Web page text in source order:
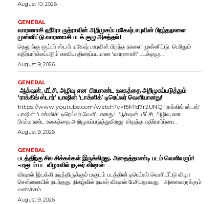
August 10, 2026
GENERAL
வாரணாசி ஹீரோ ருத்ராவின் அறிமுகம்: மகேஷ்பாபுவின் பிறந்தநாளை
முன்னிட்டு வாரணாசி படக் குழு அசத்தல்!
தெலுங்கு சூப்பர் ஸ்டார் மகேஷ் பாபுவின் பிறந்த நாளை முன்னிட்டு, பெரிதும்
எதிர்பார்க்கப்படும் காவிய திரைப்படமான 'வாரணாசி' படக்குழு...
August 9, 2026
GENERAL
ஆக்‌ஷன், மீட்சி, அழிவு என பிரமாண்ட உலகத்தை அறிமுகப்படுத்தும்
‘ராக்கிங் ஸ்டார்’ யாஷின் ‘டாக்ஸிக்’ டிரெய்லர் வெளியானது!
https://www.youtube.com/watch?v=f5M1d7r2UNQ ‘ராக்கிங் ஸ்டார்’
யாஷின் ‘டாக்ஸிக்’ டிரெய்லர் வெளியானது! ஆக்‌ஷன், மீட்சி, அழிவு என
பிரம்மாண்ட உலகத்தை அறிமுகப்படுத்துகிறது! மிகுந்த எதிர்பார்ப்பை...
August 9, 2026
GENERAL
படத்திற்கு சில சிக்கல்கள் இருக்கிறது. அதைத்தாண்டி படம் வெளிவரும்!
-மகுடம் பட விழாவில் நடிகர் விஷால்
விஷால் இயக்கி நடித்திருக்கும் மகுடம் படத்தின் டிரெய்லர் வெளியீட்டு விழா
சென்னையில் நடந்தது. நிகழ்வில் நடிகர் விஷால் பேசியதாவது, "அனைவருக்கும்
வணக்கம்....
August 9, 2026